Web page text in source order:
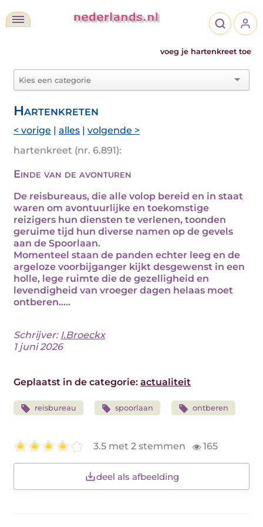
voeg je hartenkreet toe
Hartenkreten
< vorige | alles | volgende >
hartenkreet (nr. 6.891):
Einde van de avonturen
De reisbureaus, die alle volop bereid en in staat
waren om avontuurlijke en toekomstige
reizigers hun diensten te verlenen, toonden
geruime tijd hun diverse namen op de gevels
aan de Spoorlaan.
Momenteel staan de panden echter leeg en de
argeloze voorbijganger kijkt desgewenst in een
holle, lege ruimte die de gezelligheid en
levendigheid van vroeger dagen helaas moet
ontberen.....
Schrijver: I.Broeckx
1 juni 2026
Geplaatst in de categorie: actualiteit
reisbureau spoorlaan ontberen
3.5 met 2 stemmen 165
deel als afbeelding